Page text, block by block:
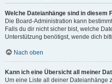
Welche Dateianhänge sind in diesem
Die Board-Administration kann
Falls du dir nicht sicher bist, welche
Unterstützung benötigst, wende dich
Nach oben
Kann ich eine Übersicht all meiner
Um eine Liste all deiner Dateianhänge